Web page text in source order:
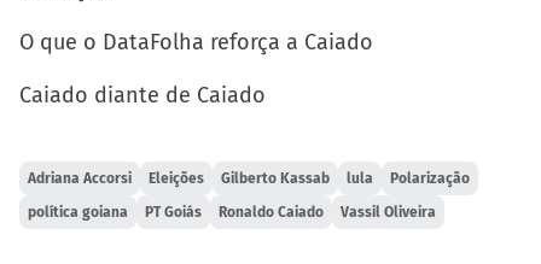
O que o DataFolha reforça a Caiado
Caiado diante de Caiado
Adriana Accorsi Eleições Gilberto Kassab lula Polarização
política goiana PT Goiás Ronaldo Caiado Vassil Oliveira